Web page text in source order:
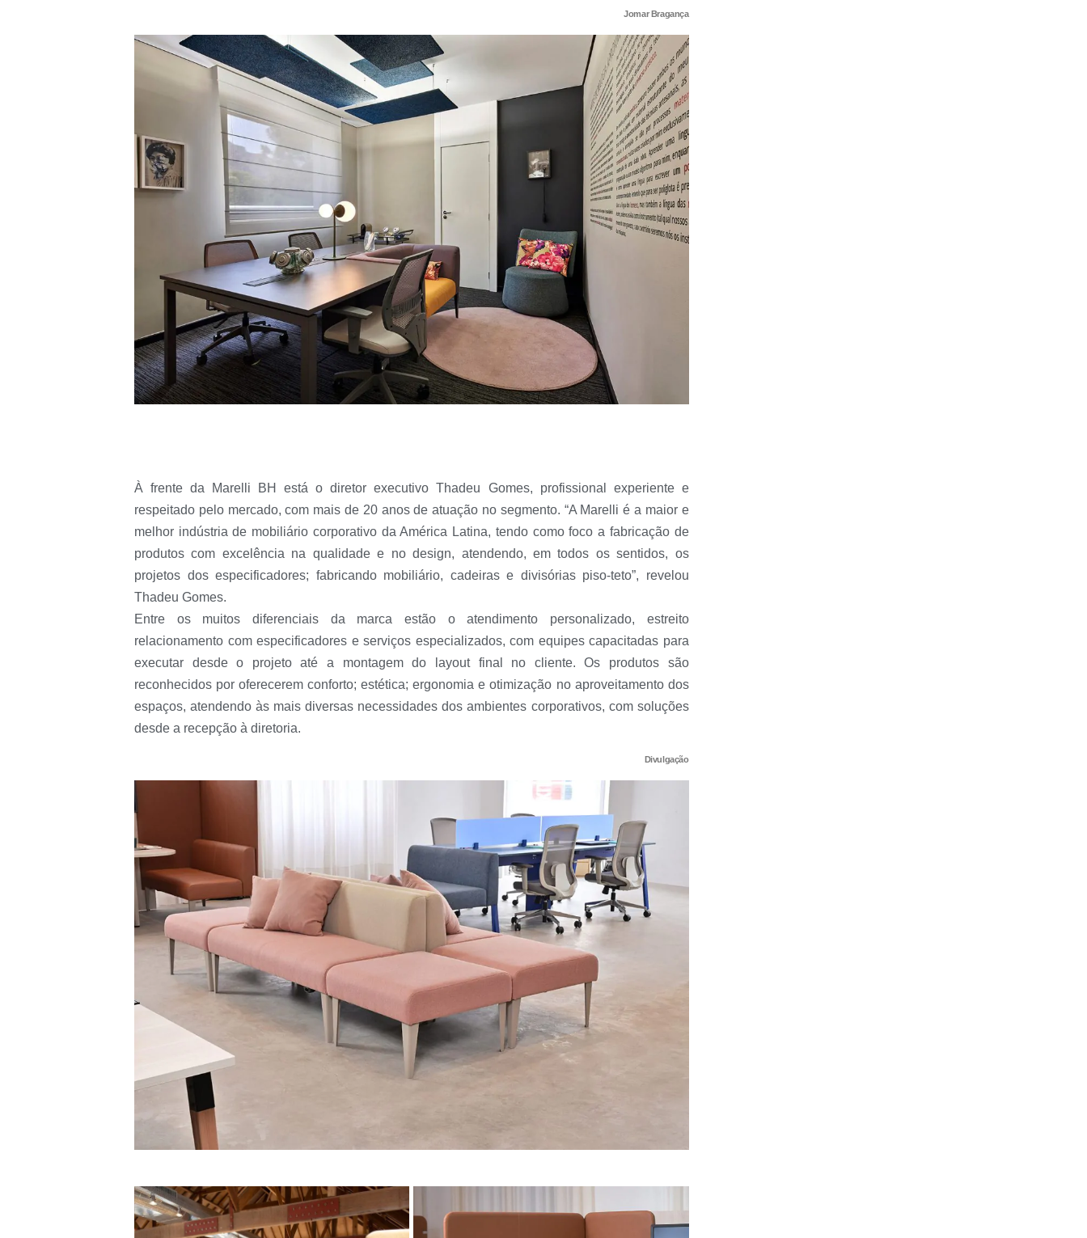
Jomar Bragança
À frente da Marelli BH está o diretor executivo Thadeu Gomes, profissional experiente e
respeitado pelo mercado, com mais de 20 anos de atuação no segmento. “A Marelli é a maior e
melhor indústria de mobiliário corporativo da América Latina, tendo como foco a fabricação de
produtos com excelência na qualidade e no design, atendendo, em todos os sentidos, os
projetos dos especificadores; fabricando mobiliário, cadeiras e divisórias piso-teto”, revelou
Thadeu Gomes.
Entre os muitos diferenciais da marca estão o atendimento personalizado, estreito
relacionamento com especificadores e serviços especializados, com equipes capacitadas para
executar desde o projeto até a montagem do layout final no cliente. Os produtos são
reconhecidos por oferecerem conforto; estética; ergonomia e otimização no aproveitamento dos
espaços, atendendo às mais diversas necessidades dos ambientes corporativos, com soluções
desde a recepção à diretoria.
Divulgação